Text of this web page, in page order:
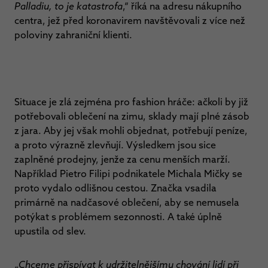
Palladiu, to je katastrofa,“ říká na adresu nákupního
centra, jež před koronavirem navštěvovali z více než
poloviny zahraniční klienti.
Situace je zlá zejména pro fashion hráče: ačkoli by již
potřebovali oblečení na zimu, sklady mají plné zásob
z jara. Aby jej však mohli objednat, potřebují peníze,
a proto výrazně zlevňují. Výsledkem jsou sice
zaplněné prodejny, jenže za cenu menších marží.
Například Pietro Filipi podnikatele Michala Mičky se
proto vydalo odlišnou cestou. Značka vsadila
primárně na nadčasové oblečení, aby se nemusela
potýkat s problémem sezonnosti. A také úplně
upustila od slev.
„Chceme přispívat k udržitelnějšímu chování lidí při